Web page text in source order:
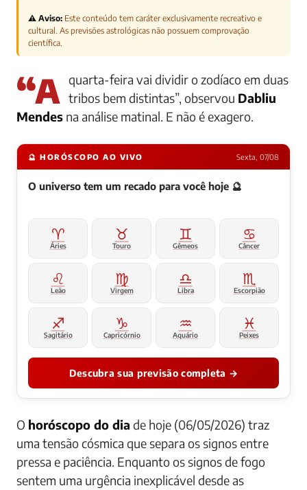
⚠️ Aviso: Este conteúdo tem caráter exclusivamente recreativo e
cultural. As previsões astrológicas não possuem comprovação
científica.
“A quarta-feira vai dividir o zodíaco em duas tribos bem distintas”, observou Dabliu
Mendes na análise matinal. E não é exagero.
🔮 HORÓSCOPO AO VIVO Sexta, 07/08
O universo tem um recado para você hoje 🔮
♈
Áries
♉
Touro
♊
Gêmeos
♋
Câncer
♌
Leão
♍
Virgem
♎
Libra
♏
Escorpião
♐
Sagitário
♑
Capricórnio
♒
Aquário
♓
Peixes
Descubra sua previsão completa →
O horóscopo do dia de hoje (06/05/2026) traz
uma tensão cósmica que separa os signos entre
pressa e paciência. Enquanto os signos de fogo
sentem uma urgência inexplicável desde as